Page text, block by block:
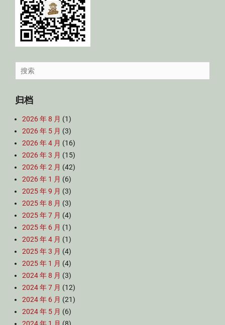
Search
for:
归档
2026 年 8 月 (1)
2026 年 5 月 (3)
2026 年 4 月 (16)
2026 年 3 月 (15)
2026 年 2 月 (42)
2026 年 1 月 (6)
2025 年 9 月 (3)
2025 年 8 月 (3)
2025 年 7 月 (4)
2025 年 6 月 (1)
2025 年 4 月 (1)
2025 年 3 月 (4)
2025 年 1 月 (4)
2024 年 8 月 (3)
2024 年 7 月 (12)
2024 年 6 月 (21)
2024 年 5 月 (6)